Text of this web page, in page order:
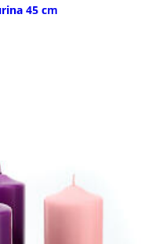
45 cm